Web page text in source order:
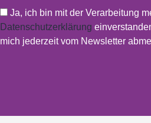
Ja, ich bin mit der Verarbeitung
Datenschutzerklärung
mich jederzeit vom Newsletter